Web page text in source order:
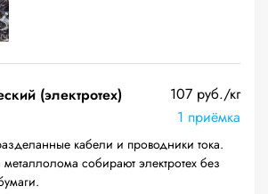
(электротех)
107 руб./кг
1 приёмка
кабели и проводники тока.
собирают электротех без